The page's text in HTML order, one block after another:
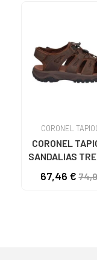
CORONEL
CORONEL
SANDALIAS
67,46 €